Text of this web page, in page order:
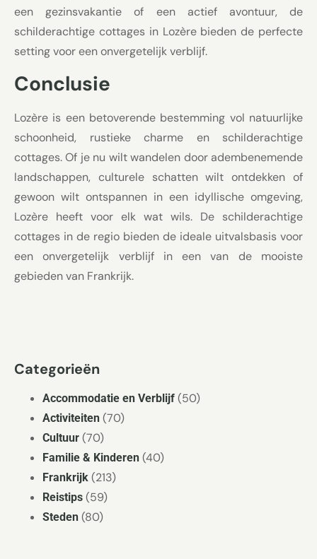
een gezinsvakantie of een actief avontuur, de
schilderachtige cottages in Lozère bieden de perfecte
setting voor een onvergetelijk verblijf.
Conclusie
Lozère is een betoverende bestemming vol natuurlijke
schoonheid, rustieke charme en schilderachtige
cottages. Of je nu wilt wandelen door adembenemende
landschappen, culturele schatten wilt ontdekken of
gewoon wilt ontspannen in een idyllische omgeving,
Lozère heeft voor elk wat wils. De schilderachtige
cottages in de regio bieden de ideale uitvalsbasis voor
een onvergetelijk verblijf in een van de mooiste
gebieden van Frankrijk.
Categorieën
Accommodatie en Verblijf (50)
Activiteiten (70)
Cultuur (70)
Familie & Kinderen (40)
Frankrijk (213)
Reistips (59)
Steden (80)